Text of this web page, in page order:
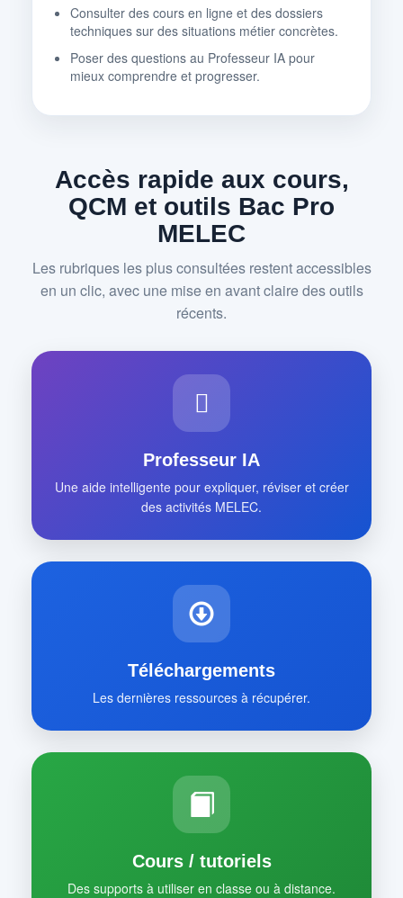
Consulter des cours en ligne et des dossiers
techniques sur des situations métier concrètes.
Poser des questions au Professeur IA pour
mieux comprendre et progresser.
Accès rapide aux cours,
QCM et outils Bac Pro
MELEC
Les rubriques les plus consultées restent accessibles
en un clic, avec une mise en avant claire des outils
récents.
Professeur IA
Une aide intelligente pour expliquer, réviser et créer
des activités MELEC.
Téléchargements
Les dernières ressources à récupérer.
Cours / tutoriels
Des supports à utiliser en classe ou à distance.